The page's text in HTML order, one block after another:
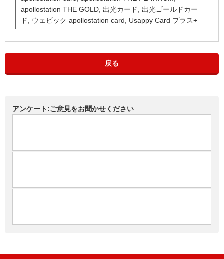
apollostation THE GOLD, 出光カード, 出光ゴールドカー
ド, ウェビック apollostation card, Usappy Card プラス+
戻る
アンケート:ご意見をお聞かせください